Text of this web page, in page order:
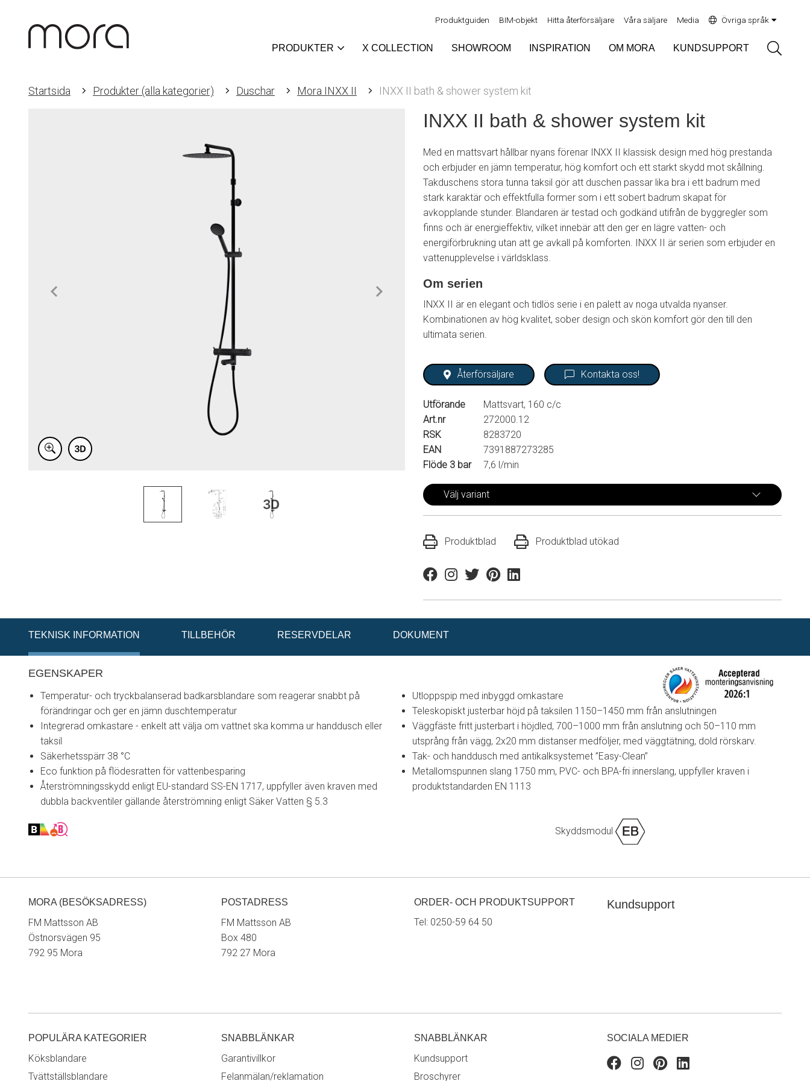
Produktguiden BIM-objekt Hitta återförsäljare Våra säljare Media Övriga språk
PRODUKTER X COLLECTION SHOWROOM INSPIRATION OM MORA KUNDSUPPORT
Startsida Produkter (alla kategorier) Duschar Mora INXX II INXX II bath & shower system kit
INXX II bath & shower system kit
Med en mattsvart hållbar nyans förenar INXX II klassisk design med hög prestanda
och erbjuder en jämn temperatur, hög komfort och ett starkt skydd mot skållning.
Takduschens stora tunna taksil gör att duschen passar lika bra i ett badrum med
stark karaktär och effektfulla former som i ett sobert badrum skapat för
avkopplande stunder. Blandaren är testad och godkänd utifrån de byggregler som
finns och är energieffektiv, vilket innebär att den ger en lägre vatten- och
energiförbrukning utan att ge avkall på komforten. INXX II är serien som erbjuder en
vattenupplevelse i världsklass.
Om serien
INXX II är en elegant och tidlös serie i en palett av noga utvalda nyanser.
Kombinationen av hög kvalitet, sober design och skön komfort gör den till den
ultimata serien.
Återförsäljare Kontakta oss!
Utförande
Mattsvart, 160 c/c
Art.nr
272000.12
RSK
8283720
EAN
7391887273285
Flöde 3 bar
7,6 l/min
Välj variant
Produktblad Produktblad utökad
FacebookInstagram
TwitterPinterestLinkedin
TEKNISK INFORMATION TILLBEHÖR RESERVDELAR DOKUMENT
EGENSKAPER
Temperatur- och tryckbalanserad badkarsblandare som reagerar snabbt på
förändringar och ger en jämn duschtemperatur
Integrerad omkastare - enkelt att välja om vattnet ska komma ur handdusch eller
taksil
Säkerhetsspärr 38 °C
Eco funktion på flödesratten för vattenbesparing
Återströmningsskydd enligt EU-standard SS-EN 1717, uppfyller även kraven med
dubbla backventiler gällande återströmning enligt Säker Vatten § 5.3
Utloppspip med inbyggd omkastare
Teleskopiskt justerbar höjd på taksilen 1150–1450 mm från anslutningen
Väggfäste fritt justerbart i höjdled, 700–1000 mm från anslutning och 50–110 mm
utsprång från vägg, 2x20 mm distanser medföljer, med väggtätning, dold rörskarv.
Tak- och handdusch med antikalksystemet ”Easy-Clean”
Metallomspunnen slang 1750 mm, PVC- och BPA-fri innerslang, uppfyller kraven i
produktstandarden EN 1113
Skyddsmodul
MORA (BESÖKSADRESS)
FM Mattsson AB
Östnorsvägen 95
792 95 Mora
POSTADRESS
FM Mattsson AB
Box 480
792 27 Mora
ORDER- OCH PRODUKTSUPPORT
Tel: 0250-59 64 50
Kundsupport
POPULÄRA KATEGORIER
Köksblandare
Tvättställsblandare
SNABBLÄNKAR
Garantivillkor
Felanmälan/reklamation
SNABBLÄNKAR
Kundsupport
Broschyrer
SOCIALA MEDIER
FacebookInstagram
Pinterest